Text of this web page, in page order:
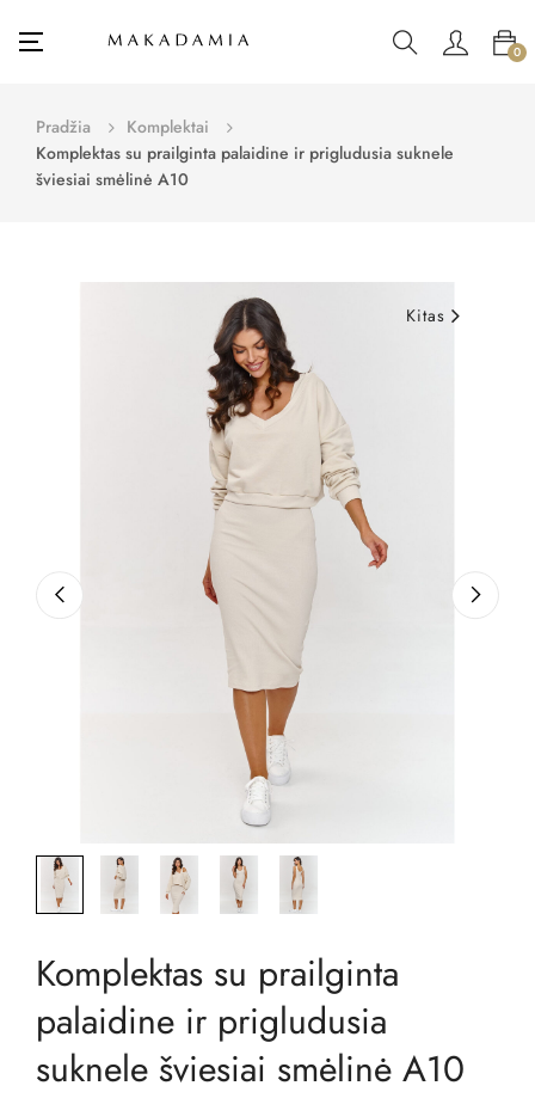
Toggle
☰ 0
Pradžia
Komplektai
Komplektas su prailginta palaidine ir prigludusia suknele
šviesiai smėlinė A10
Kitas
Komplektas su prailginta
palaidine ir prigludusia
suknele šviesiai smėlinė A10